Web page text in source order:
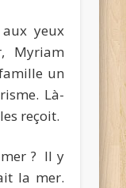
yeux
Myriam
un
Là-
reçoit.
? Il y
la mer.